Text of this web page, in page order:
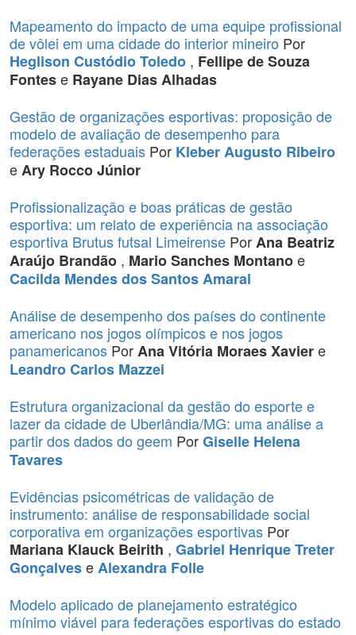
Mapeamento do impacto de uma equipe profissional
de vôlei em uma cidade do interior mineiro Por
Heglison Custódio Toledo , Fellipe de Souza
Fontese Rayane Dias Alhadas
Gestão de organizações esportivas: proposição de
modelo de avaliação de desempenho para
federações estaduais Por Kleber Augusto Ribeiro
eAry Rocco Júnior
Profissionalização e boas práticas de gestão
esportiva: um relato de experiência na associação
esportiva Brutus futsal Limeirense PorAna Beatriz
Araújo Brandão , Mario Sanches Montanoe
Cacilda Mendes dos Santos Amaral
Análise de desempenho dos países do continente
americano nos jogos olímpicos e nos jogos
panamericanos PorAna Vitória Moraes Xaviere
Leandro Carlos Mazzei
Estrutura organizacional da gestão do esporte e
lazer da cidade de Uberlândia/MG: uma análise a
partir dos dados do geem PorGiselle Helena
Tavares
Evidências psicométricas de validação de
instrumento: análise de responsabilidade social
corporativa em organizações esportivas Por
Mariana Klauck Beirith , Gabriel Henrique Treter
GonçalveseAlexandra Folle
Modelo aplicado de planejamento estratégico
mínimo viável para federações esportivas do estado